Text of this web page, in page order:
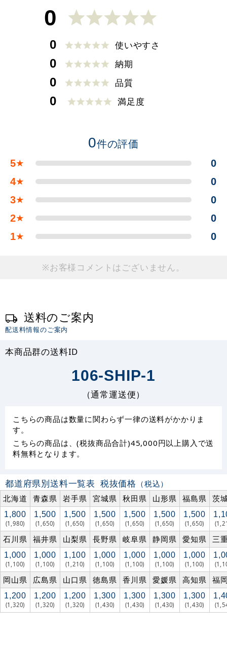
0
0 使いやすさ
0 納期
0 品質
0 満足度
0件の評価
5★
0
4★
0
3★
0
2★
0
1★ 0
※お客様コメントはございません。
送料のご案内
配送料情報のご案内
本商品群の送料ID
106-SHIP-1
（通常運送便）
こちらの商品は数量に関わらず一律の送料がかかりま
す。
こちらの商品は、(税抜商品合計)45,000円以上購入で送
料無料となります。
都道府県別送料一覧表 税抜価格 （税込）
北海道
青森県 岩手県 宮城県 秋田県 山形県 福島県 茨
1,800
(1,980)
1,500
(1,650)
1,500
(1,650)
1,500
(1,650)
1,500
(1,650)
1,500
(1,650)
1,500
(1,650)
石川県 福井県 山梨県 長野県 岐阜県 静岡県 愛知県 三
1,000
(1,100)
1,000
(1,100)
1,100
(1,210)
1,000
(1,100)
1,000
(1,100)
1,000
(1,100)
1,000
(1,100)
岡山県 広島県 山口県 徳島県 香川県 愛媛県 高知県 福
1,200
(1,320)
1,200
(1,320)
1,200
(1,320)
1,300
(1,430)
1,300
(1,430)
1,300
(1,430)
1,300
(1,430)